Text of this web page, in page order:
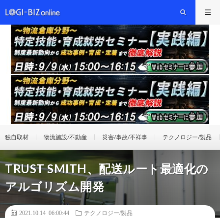
独自取材 物流施設/不動産 災害/事故/不祥事 テクノロジー/製品
TRUST SMITH、配送ルート最適化の
アルゴリズム開発
2021.10.14 06:00:44
テクノロジー/製品